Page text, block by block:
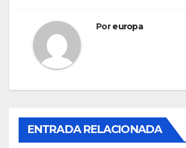
Poreuropa
ENTRADA RELACIONADA